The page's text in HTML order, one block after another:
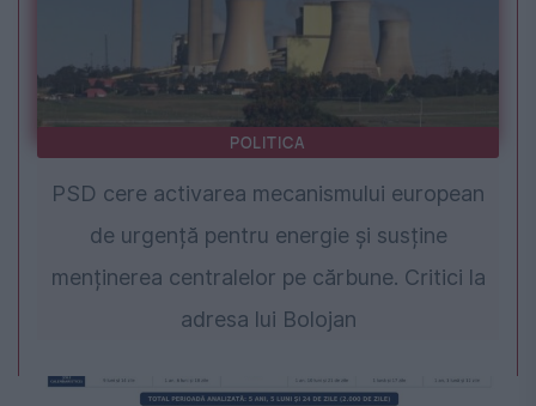
POLITICA
PSD cere activarea mecanismului european
de urgență pentru energie și susține
menținerea centralelor pe cărbune. Critici la
adresa lui Bolojan